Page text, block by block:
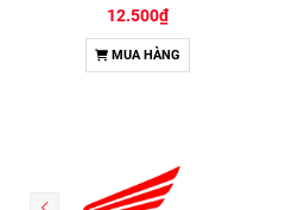
12.500₫
MUA HÀNG